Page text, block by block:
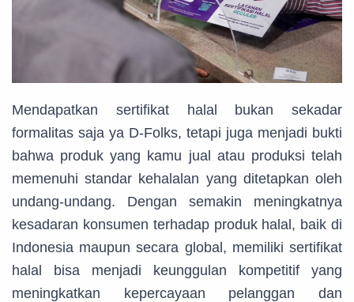
Mendapatkan sertifikat halal bukan sekadar
formalitas saja ya D-Folks, tetapi juga menjadi bukti
bahwa produk yang kamu jual atau produksi telah
memenuhi standar kehalalan yang ditetapkan oleh
undang-undang. Dengan semakin meningkatnya
kesadaran konsumen terhadap produk halal, baik di
Indonesia maupun secara global, memiliki sertifikat
halal bisa menjadi keunggulan kompetitif yang
meningkatkan kepercayaan pelanggan dan